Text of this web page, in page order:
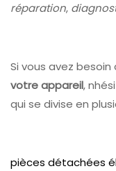
réparation,
Si vous avez besoin
votre appareil,
qui se divise en
pièces détachées